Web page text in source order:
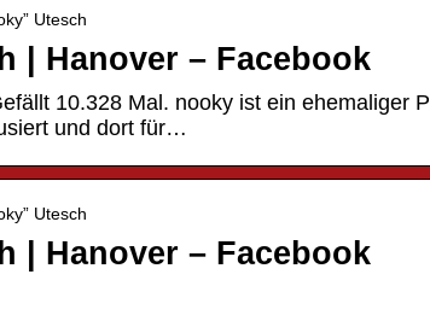
Utesch
| Hanover – Facebook
10.328 Mal. nooky ist ein ehemaliger
und dort für…
Utesch
| Hanover – Facebook